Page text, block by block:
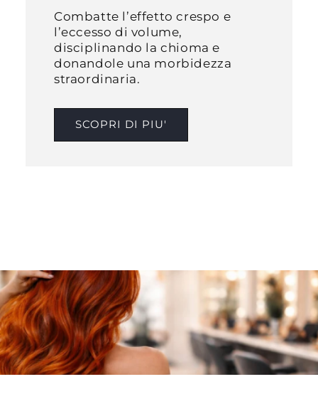
Combatte l’effetto crespo e
l’eccesso di volume,
disciplinando la chioma e
donandole una morbidezza
straordinaria.
SCOPRI DI PIU'